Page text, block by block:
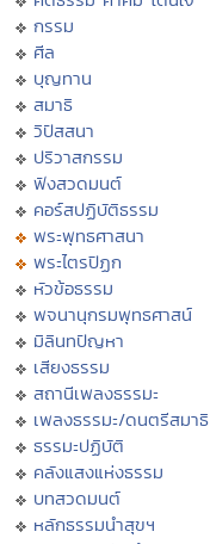
กรรม
ศีล
บุญทาน
สมาธิ
วิปัสสนา
ปริวาสกรรม
ฟังสวดมนต์
คอร์สปฏิบัติธรรม
พระพุทธศาสนา
พระไตรปิฏก
หัวข้อธรรม
พจนานุกรมพุทธศาสน์
มิลินทปัญหา
เสียงธรรม
สถานีเพลงธรรมะ
เพลงธรรมะ/ดนตรีสมาธิ
ธรรมะปฏิบัติ
คลังแสงแห่งธรรม
บทสวดมนต์
หลักธรรมนำสุขฯ